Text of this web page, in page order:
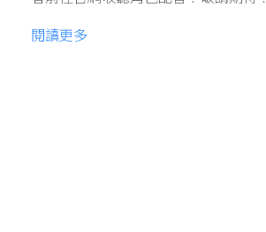
閱讀更多